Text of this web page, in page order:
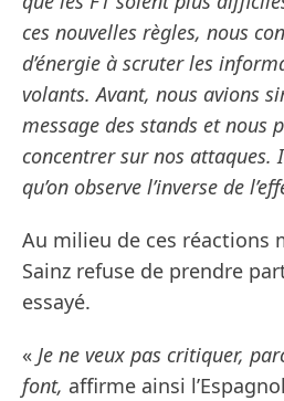
ces nouvelles règles, nous
d’énergie à scruter les
volants. Avant, nous avions
message des stands et nous
concentrer sur nos attaques.
qu’on observe l’inverse de
Au milieu de ces réactions
Sainz refuse de prendre
essayé.
« Je ne veux pas critiquer,
font, affirme ainsi